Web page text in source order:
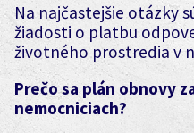
Na najčastejšie otázky
žiadosti o platbu
životného prostredia v
Prečo sa plán obnovy
nemocniciach?